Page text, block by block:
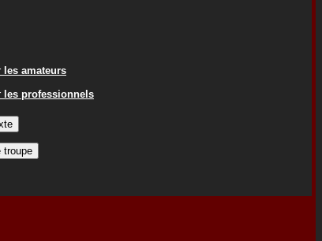
les amateurs
les professionnels